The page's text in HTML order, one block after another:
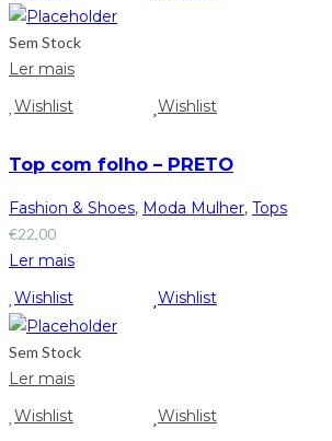
Sem Stock
Ler mais
Wishlist
Wishlist
Top com folho – PRETO
Fashion & Shoes, Moda Mulher, Tops
€22,00
Ler mais
Wishlist
Wishlist
Sem Stock
Ler mais
Wishlist
Wishlist